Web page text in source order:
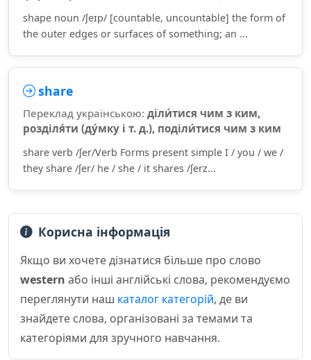
shape noun /ʃeɪp/ [countable, uncountable] the form of
the outer edges or surfaces of something; an ...
share
Переклад українською: діли́тися чим з ким,
розділя́ти (ду́мку і т. д.), поділи́тися чим з ким
share verb /ʃer/Verb Forms present simple I / you / we /
they share /ʃer/ he / she / it shares /ʃerz...
Корисна інформація
Якщо ви хочете дізнатися більше про слово
western або інші англійські слова, рекомендуємо
переглянути наш каталог категорій, де ви
знайдете слова, організовані за темами та
категоріями для зручного навчання.